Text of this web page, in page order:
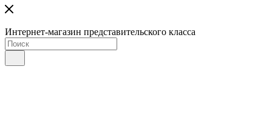
Интернет-магазин представительского класса